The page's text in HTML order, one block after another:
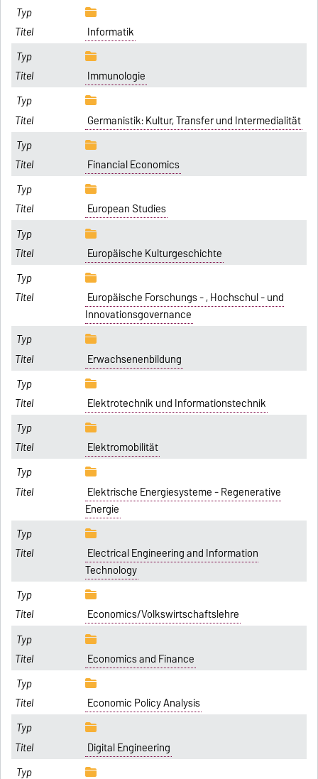
Informatik
Immunologie
Germanistik: Kultur, Transfer und Intermedialität
Financial Economics
European Studies
Europäische Kulturgeschichte
Europäische Forschungs - , Hochschul - und
Innovationsgovernance
Erwachsenenbildung
Elektrotechnik und Informationstechnik
Elektromobilität
Elektrische Energiesysteme - Regenerative
Energie
Electrical Engineering and Information
Technology
Economics/Volkswirtschaftslehre
Economics and Finance
Economic Policy Analysis
Digital Engineering